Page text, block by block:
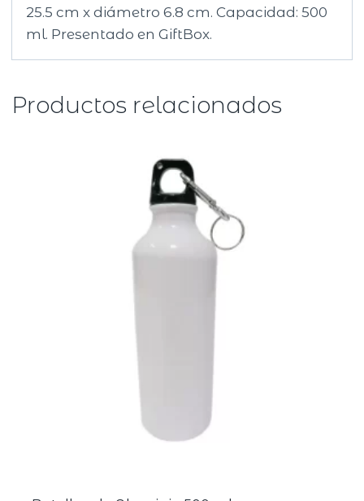
25.5 cm x diámetro 6.8 cm. Capacidad: 500
ml. Presentado en GiftBox.
Productos relacionados